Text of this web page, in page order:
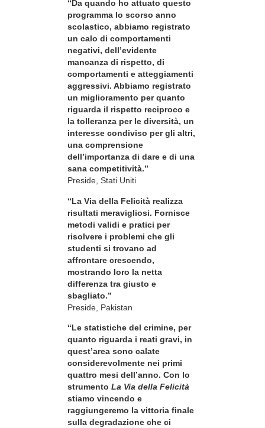
“Da quando ho attuato questo
programma lo scorso anno
scolastico, abbiamo registrato
un calo di comportamenti
negativi, dell’evidente
mancanza di rispetto, di
comportamenti e atteggiamenti
aggressivi. Abbiamo registrato
un miglioramento per quanto
riguarda il rispetto reciproco e
la tolleranza per le diversità, un
interesse condiviso per gli altri,
una comprensione
dell’importanza di dare e di una
sana competitività.”
Preside, Stati Uniti
“La Via della Felicità realizza
risultati meravigliosi. Fornisce
metodi validi e pratici per
risolvere i problemi che gli
studenti si trovano ad
affrontare crescendo,
mostrando loro la netta
differenza tra giusto e
sbagliato.”
Preside, Pakistan
“Le statistiche del crimine, per
quanto riguarda i reati gravi, in
quest’area sono calate
considerevolmente nei primi
quattro mesi dell’anno. Con lo
strumento La Via della Felicità
stiamo vincendo e
raggiungeremo la vittoria finale
sulla degradazione che ci